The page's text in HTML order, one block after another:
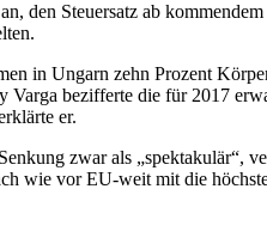
den Steuersatz ab
in Ungarn zehn Prozent
bezifferte die für 2017
er.
zwar als „spektakulär“,
wie vor EU-weit mit die